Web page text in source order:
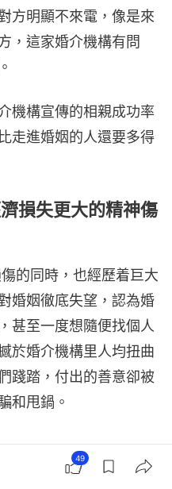
方明顯不來電，像是來
，這家婚介機構有問
機構宣傳的相親成功率
走進婚姻的人還要多得
損失更大的精神傷
的同時，也經歷着巨大
婚姻徹底失望，認為婚
甚至一度想隨便找個人
於婚介機構里人均扭曲
踐踏，付出的善意卻被
和甩鍋。
神都出現了問
都沒辦法平復
49